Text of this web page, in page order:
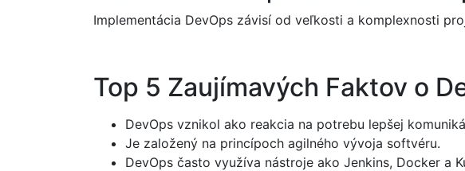
Implementácia DevOps závisí od veľkosti a komplexnosti
Top 5 Zaujímavých Faktov o
DevOps vznikol ako reakcia na potrebu lepšej
Je založený na princípoch agilného vývoja softvéru.
DevOps často využíva nástroje ako Jenkins, Docker a